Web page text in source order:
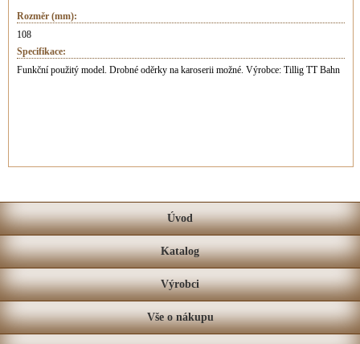
Rozměr (mm):
108
Specifikace:
Funkční použitý model. Drobné oděrky na karoserii možné. Výrobce: Tillig TT Bahn
Úvod
Katalog
Výrobci
Vše o nákupu